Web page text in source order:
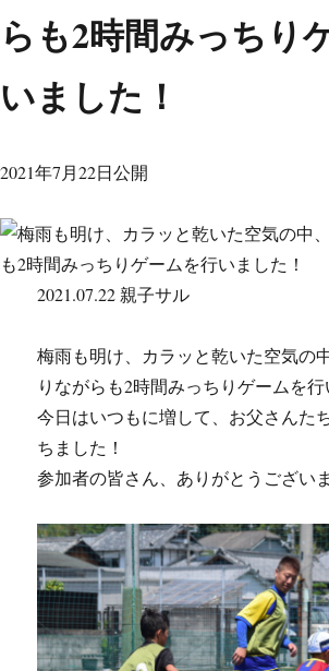
らも2時間みっちり
いました！
2021年7月22日公開
2021.07.22 親子サル
梅雨も明け、カラッと乾いた空気の
りながらも2時間みっちりゲームを行
今日はいつもに増して、お父さんた
ちました！
参加者の皆さん、ありがとうございま